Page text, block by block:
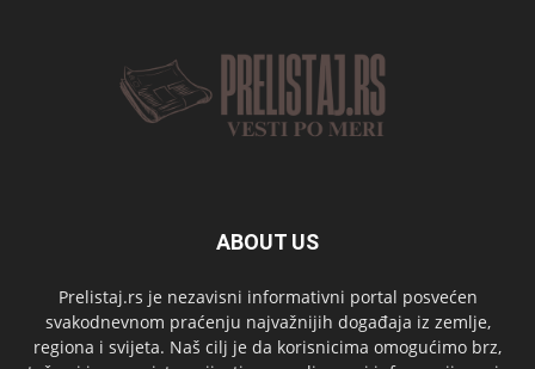
ABOUT US
Prelistaj.rs je nezavisni informativni portal posvećen
svakodnevnom praćenju najvažnijih događaja iz zemlje,
regiona i svijeta. Naš cilj je da korisnicima omogućimo brz,